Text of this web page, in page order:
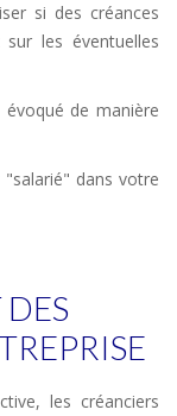
si des créances
les éventuelles
de manière
dans votre
les créanciers